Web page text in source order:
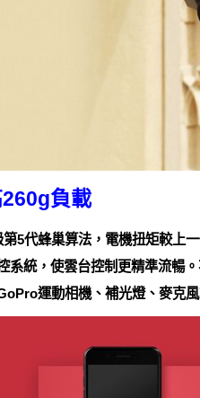
負載
5代蜂巢算法，電機扭矩較上
系統，使雲台控制更精準流暢
運動相機、補光燈、麥克